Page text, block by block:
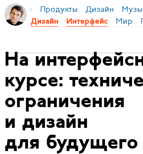
Бирман Продукты Дизайн
Дизайн
Интерфейс Мир
На
курсе:
ограничения
и дизайн
для будущего